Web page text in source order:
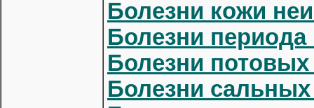
Болезни кожи
Болезни
Болезни потовых
Болезни